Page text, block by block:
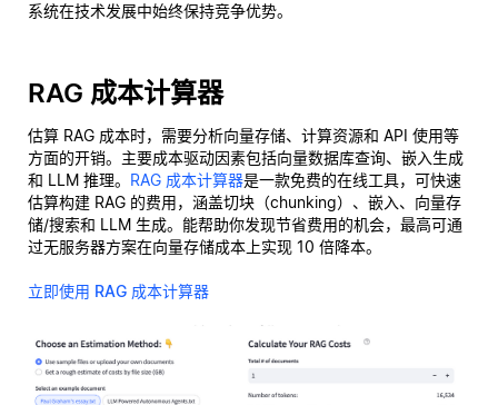
系统在技术发展中始终保持竞争优势。
RAG 成本计算器
估算 RAG 成本时，需要分析向量存储、计算资源和 API 使用等
方面的开销。主要成本驱动因素包括向量数据库查询、嵌入生成
和 LLM 推理。 RAG 成本计算器是一款免费的在线工具，可快速
估算构建 RAG 的费用，涵盖切块（chunking）、嵌入、向量存
储/搜索和 LLM 生成。能帮助你发现节省费用的机会，最高可通
过无服务器方案在向量存储成本上实现 10 倍降本。
立即使用 RAG 成本计算器